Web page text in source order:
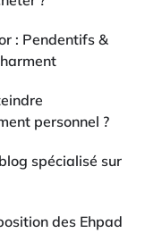
: Pendentifs &
personnel ?
spécialisé sur
des Ehpad